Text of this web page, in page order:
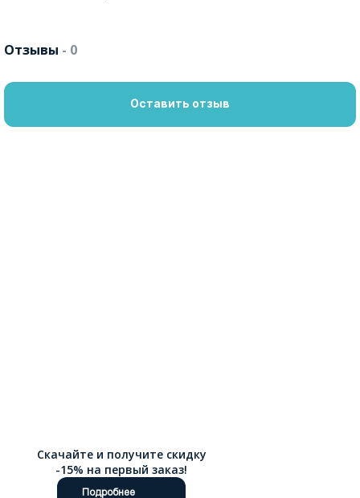
Отзывы - 0
Оставить отзыв
Скачайте и получите скидку
-15% на первый заказ!
Подробнее